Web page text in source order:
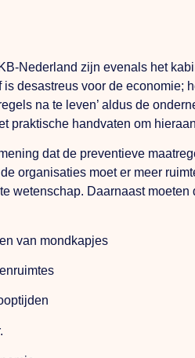
Nederland zijn evenals het
desastreus voor de
na te leven’ aldus de
praktische handvaten om
dat de preventieve
organisaties moet er meer
wetenschap. Daarnaast
van mondkapjes